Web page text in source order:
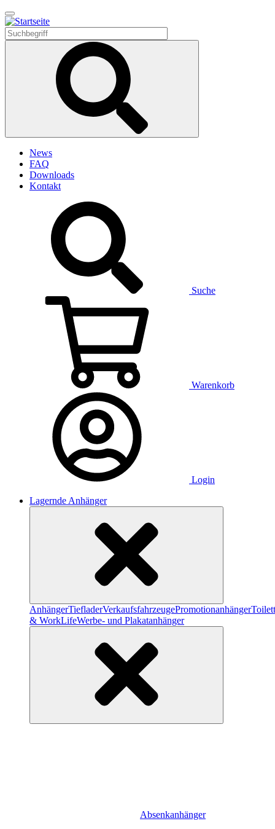
Direkt
zum
Inhalt
News
FAQ
Downloads
Kontakt
Suche
Warenkorb
Login
Lagernde Anhänger
AnhängerTiefladerVerkaufsfahrzeugePromotionanhänger
& WorkLifeWerbe- und Plakatanhänger
Absenkanhänger